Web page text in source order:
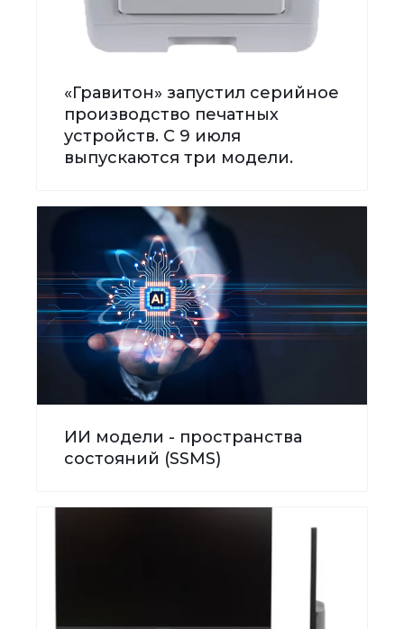
«Гравитон» запустил серийное
производство печатных
устройств. С 9 июля
выпускаются три модели.
ИИ модели - пространства
состояний (SSMS)